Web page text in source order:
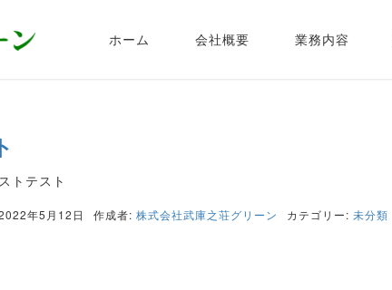
ホーム 会社概要 業務内容
トテスト
年5月12日 作成者:株式会社武庫之荘グリーン カテゴリー:未分類